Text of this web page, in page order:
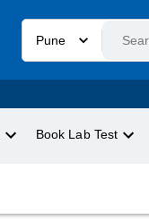
Pune
Book Lab Test